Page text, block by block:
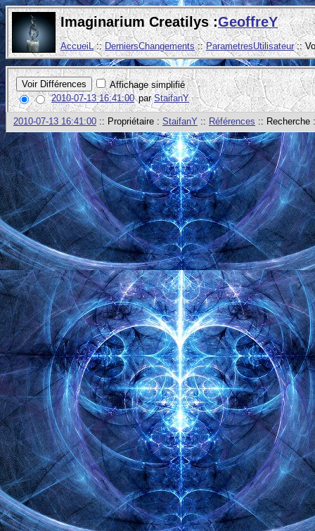
Imaginarium Creatilys :GeoffreY
AccueiL::DerniersChangements::ParametresUtilisateur::
Affichage simplifié
2010-07-13 16:41:00parStaifanY
2010-07-13 16:41:00 :: Propriétaire : StaifanY :: Références :: Recherche